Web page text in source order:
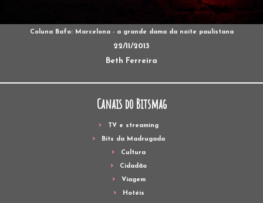
Coluna Bafo: Marcelona - a grande dama da noite paulistana
22/11/2013
Beth Ferreira
Canais do Bitsmag
TV e streaming
Bits da Madrugada
Cultura
Cidadão
Viagem
Hotéis